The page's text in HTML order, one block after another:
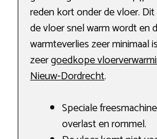
reden kort onder de vloer.
de vloer snel warm wordt en
warmteverlies zeer minimaal
zeergoedkope
Nieuw-Dordrecht.
Speciale
overlast en rommel.